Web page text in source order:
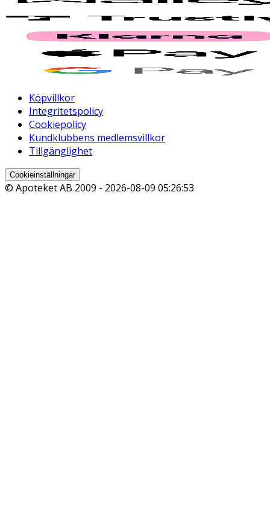
Köpvillkor
Integritetspolicy
Cookiepolicy
Kundklubbens medlemsvillkor
Tillgänglighet
Cookieinställningar
© Apoteket AB 2009 - 2026-08-09 05:26:53